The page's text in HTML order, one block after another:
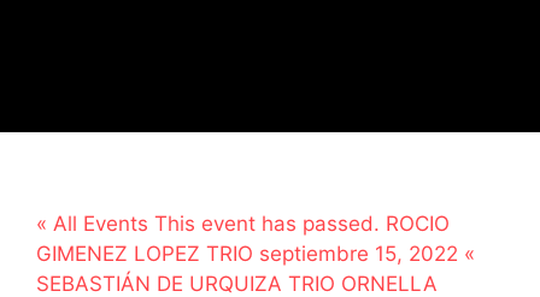
« All Events This event has passed. ROCIO
GIMENEZ LOPEZ TRIO septiembre 15, 2022 «
SEBASTIÁN DE URQUIZA TRIO ORNELLA